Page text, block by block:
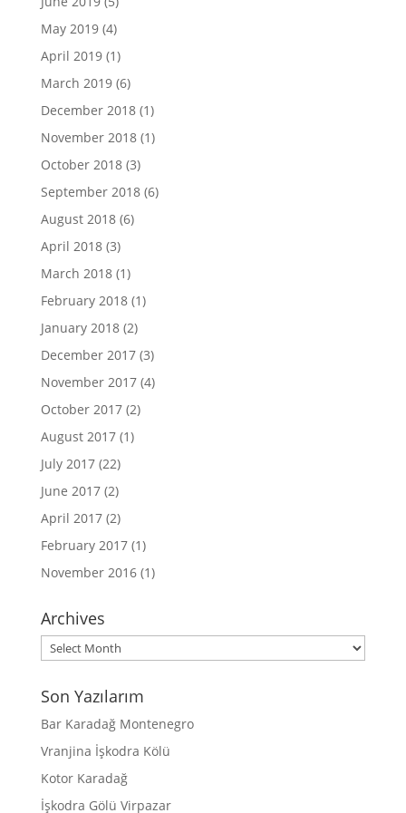
May 2019(4)
April 2019(1)
March 2019(6)
December 2018(1)
November 2018(1)
October 2018(3)
September 2018(6)
August 2018(6)
April 2018(3)
March 2018(1)
February 2018(1)
January 2018(2)
December 2017(3)
November 2017(4)
October 2017(2)
August 2017(1)
July 2017(22)
June 2017(2)
April 2017(2)
February 2017(1)
November 2016(1)
Archives
Archives
Son Yazılarım
Bar Karadağ Montenegro
Vranjina İşkodra Kölü
Kotor Karadağ
İşkodra Gölü Virpazar